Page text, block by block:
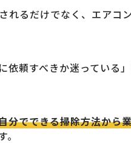
れるだけでなく、エアコ
頼すべきか迷っている
分でできる掃除方法から
。